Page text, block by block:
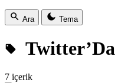
Ara Tema
Twitter’Da
7 içerik